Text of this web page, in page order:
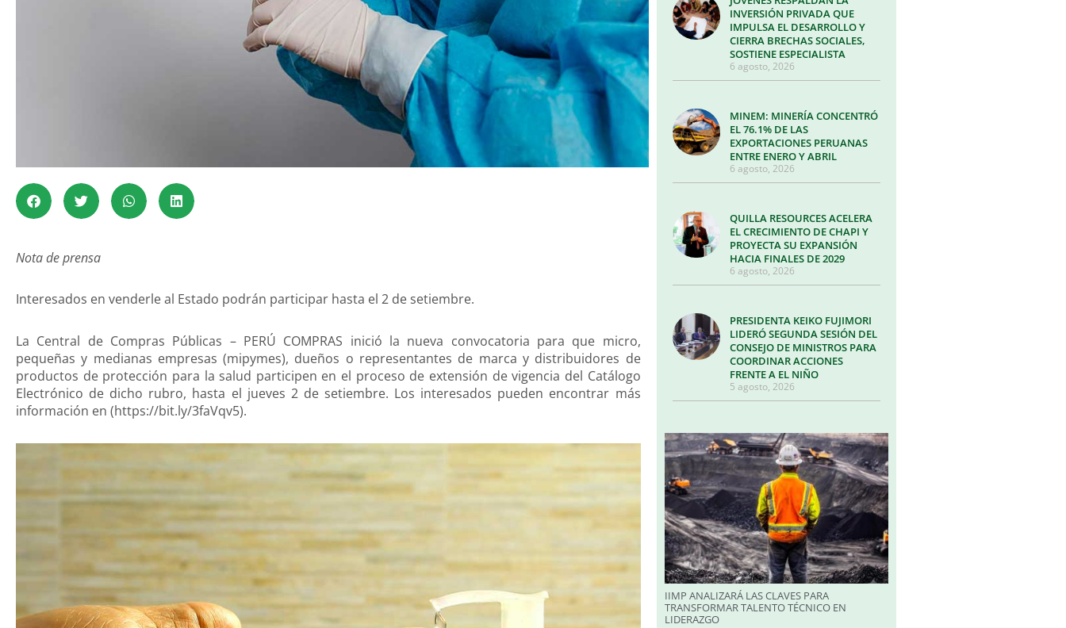
Nota de prensa
Interesados en venderle al Estado podrán participar hasta el 2 de setiembre.
La Central de Compras Públicas – PERÚ COMPRAS inició la nueva convocatoria para que micro,
pequeñas y medianas empresas (mipymes), dueños o representantes de marca y distribuidores de
productos de protección para la salud participen en el proceso de extensión de vigencia del Catálogo
Electrónico de dicho rubro, hasta el jueves 2 de setiembre. Los interesados pueden encontrar más
información en (https://bit.ly/3faVqv5).
INVERSIÓN PRIVADA QUE
IMPULSA EL DESARROLLO Y
CIERRA BRECHAS SOCIALES,
SOSTIENE ESPECIALISTA
6 agosto, 2026
MINEM: MINERÍA CONCENTRÓ
EL 76.1% DE LAS
EXPORTACIONES PERUANAS
ENTRE ENERO Y ABRIL
6 agosto, 2026
QUILLA RESOURCES ACELERA
EL CRECIMIENTO DE CHAPI Y
PROYECTA SU EXPANSIÓN
HACIA FINALES DE 2029
6 agosto, 2026
PRESIDENTA KEIKO FUJIMORI
LIDERÓ SEGUNDA SESIÓN DEL
CONSEJO DE MINISTROS PARA
COORDINAR ACCIONES
FRENTE A EL NIÑO
5 agosto, 2026
IIMP ANALIZARÁ LAS CLAVES PARA
TRANSFORMAR TALENTO TÉCNICO EN
LIDERAZGO